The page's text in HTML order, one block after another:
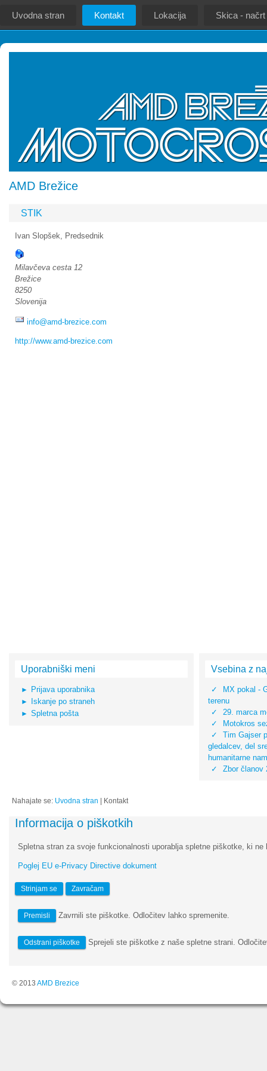
Uvodna stran Kontakt Lokacija Skica -
AMD Brežice
STIK
Ivan Slopšek, Predsednik
Milavčeva cesta 12
Brežice
8250
Slovenija
info@amd-brezice.com
http://www.amd-brezice.com
Uporabniški meni
Prijava uporabnika
Iskanje po straneh
Spletna pošta
Vsebina z
MX pokal -
terenu
29. marca
Motokros
Tim Gajser
gledalcev, del
humanitarne
Zbor članov
Nahajate se: Uvodna stran Kontakt
Informacija o piškotkih
Spletna stran za svoje funkcionalnosti uporablja spletne piškotke, ki
Poglej EU e-Privacy Directive dokument
Strinjam se Zavračam
Premisli Zavrnili ste piškotke. Odločitev lahko spremenite.
Odstrani piškotke Sprejeli ste piškotke z naše spletne strani.
© 2013 AMD Brezice